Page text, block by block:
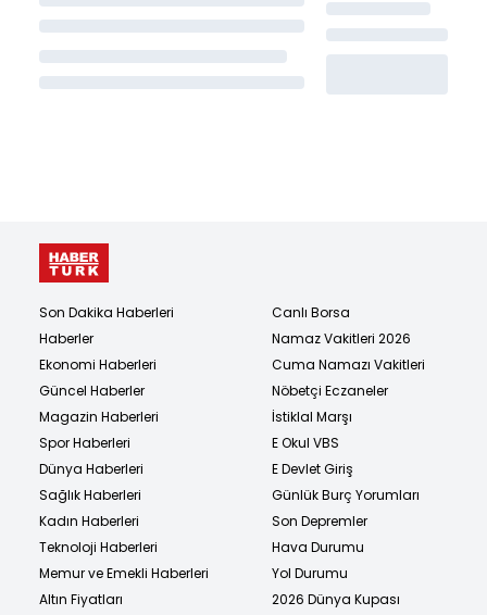
Son Dakika Haberleri
Haberler
Ekonomi Haberleri
Güncel Haberler
Magazin Haberleri
Spor Haberleri
Dünya Haberleri
Sağlık Haberleri
Kadın Haberleri
Teknoloji Haberleri
Memur ve Emekli Haberleri
Altın Fiyatları
Canlı Borsa
Namaz Vakitleri 2026
Cuma Namazı Vakitleri
Nöbetçi Eczaneler
İstiklal Marşı
E Okul VBS
E Devlet Giriş
Günlük Burç Yorumları
Son Depremler
Hava Durumu
Yol Durumu
2026 Dünya Kupası